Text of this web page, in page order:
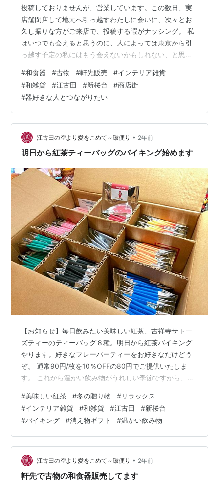
投稿しておりませんが、営業しています。この数日、実
店舗閉店して地元へ引っ越すわたしに会いに、次々とお
久し振りな方がご来店で、投稿する暇がナッシング。 私
はいつでも会えると思うのに、人によっては東京から引
っ越す予定の私にはもう会えないかもしれない、と思う
るもので、聞いているうちに時間が過ぎ、閉店時間にな
る数日。そんな感じ。 これも、今までの付き合いや人間
関係があればこそだなと、ありがたく受け止めておりま
す。 投稿しておりませんが、営業しています。心配な方
は店の番号に電話入れてみてください。ワン切り状態で
OKです。出たら「いま、開いてるな」と思って…
#和食器 #古物 #軒先販売 #インテリア雑貨
#和雑貨 #江古田 #新桜台 #商店街
#器好きな人とつながりたい
江古田の空より愛をこめて～環便り • 2年前
明日から紅茶ティーバッグのバイキング始めます
【お知らせ】毎日飲みたい美味しい紅茶、吉祥寺サトー
ズティーのティーバッグ８種。明日から紅茶バイキング
やります。好きなフレーバーティーをお好きなだけどう
ぞ。 通常90円/枚を10％OFFの80円でご提供いたしま
す。 これから温かい飲み物がうれしい季節ですから、ば
美味しい紅茶 #冬の贈り物 #リラックス #インテリア雑貨
#和雑貨 #江古田 #新桜台 #商店街 #西武池袋線 #練馬区
#贈り物 #プレゼント #ギフト
#美味しい紅茶 #冬の贈り物 #リラックス
#インテリア雑貨 #和雑貨 #江古田 #新桜台
#バイキング #消え物ギフト #温かい飲み物
江古田の空より愛をこめて～環便り • 2年前
軒先で古物の和食器販売してます